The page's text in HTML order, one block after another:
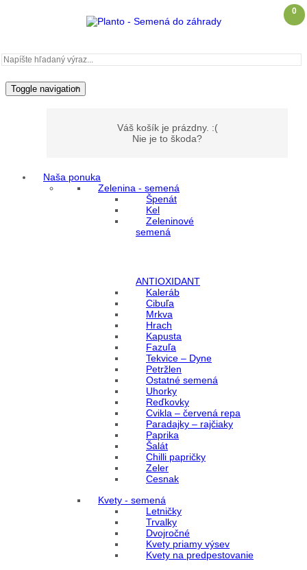
Toggle navigation
0
Váš košík je prázdny. :(
Nie je to škoda?
Naša ponuka
Zelenina - semená
Špenát
Kel
Zeleninové
semená
ANTIOXIDANT
Kaleráb
Cibuľa
Mrkva
Hrach
Kapusta
Fazuľa
Tekvice – Dyne
Petržlen
Ostatné semená
Uhorky
Reďkovky
Cvikla – červená repa
Paradajky – rajčiaky
Paprika
Šalát
Chilli papričky
Zeler
Cesnak
Kvety - semená
Letničky
Trvalky
Dvojročné
Kvety priamy výsev
Kvety na predpestovanie